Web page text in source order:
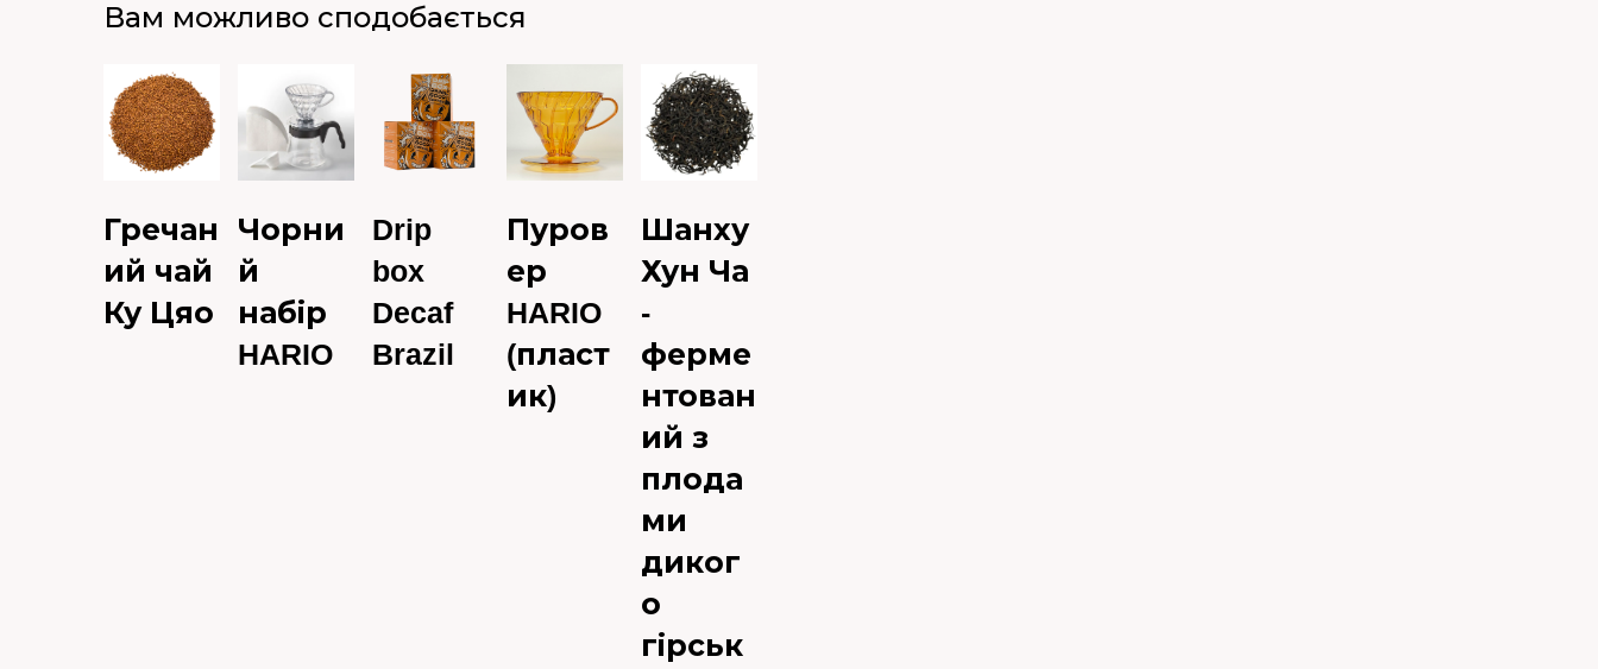
Вам можливо сподобається
Гречан
ий чай
Ку Цяо
Чорни
й
набір
HARIO
Drip
box
Decaf
Brazil
Пуров
ер
HARIO
(пласт
ик)
Шанху
Хун Ча
-
ферме
нтован
ий з
плода
ми
диког
о
гірськ